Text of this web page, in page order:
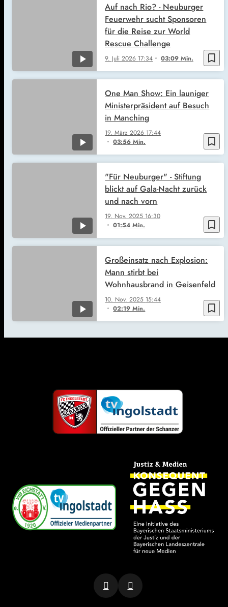
bookmark_border
9. Juli 2026 17:34 03:09 Min.
Auf nach Rio? - Neuburger
Feuerwehr sucht Sponsoren
für die Reise zur World
Rescue Challenge
bookmark_border
19. März 2026 17:44
03:56 Min.
One Man Show: Ein launiger
Ministerpräsident auf Besuch
in Manching
bookmark_border
19. Nov. 2025 16:30
01:54 Min.
"Für Neuburger" - Stiftung
blickt auf Gala-Nacht zurück
und nach vorn
bookmark_border
10. Nov. 2025 15:44
02:19 Min.
Großeinsatz nach Explosion:
Mann stirbt bei
Wohnhausbrand in Geisenfeld